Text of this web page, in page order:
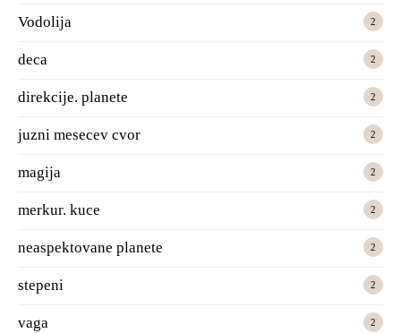
Vodolija 2
deca 2
direkcije. planete 2
juzni mesecev cvor 2
magija 2
merkur. kuce 2
neaspektovane planete 2
stepeni 2
vaga 2